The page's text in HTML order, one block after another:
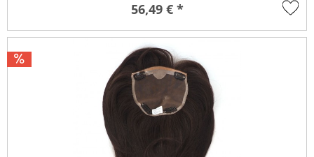
56,49 € *